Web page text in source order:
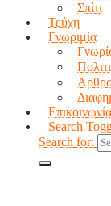
Σπίτι
Τεύχη
Γνωριμία
Επικοινωνία
Search
Search for: